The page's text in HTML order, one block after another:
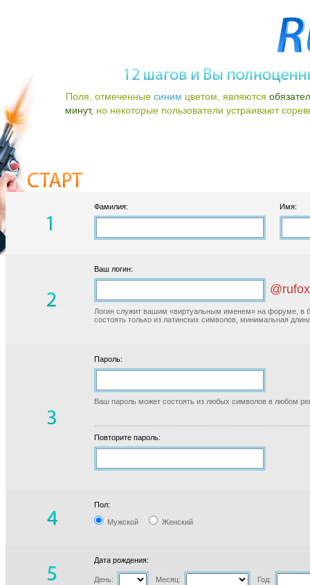
Поля, отмеченные синим цветом, являются
минут, но некоторые пользователи устраивают
Фамилия: Имя:
Ваш логин:
Логин служит вашим «виртуальным именем» на форуме, в
состоять только из латинских символов, минимальная
Пароль:
Ваш пароль может состоять из любых символов в любом
Повторите пароль:
Пол:
Мужской Женский
Дата рождения:
День: Месяц: Год: